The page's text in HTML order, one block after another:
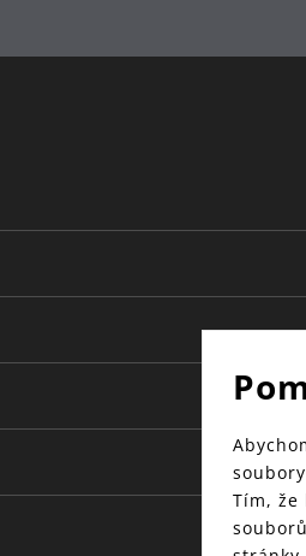
Tím,